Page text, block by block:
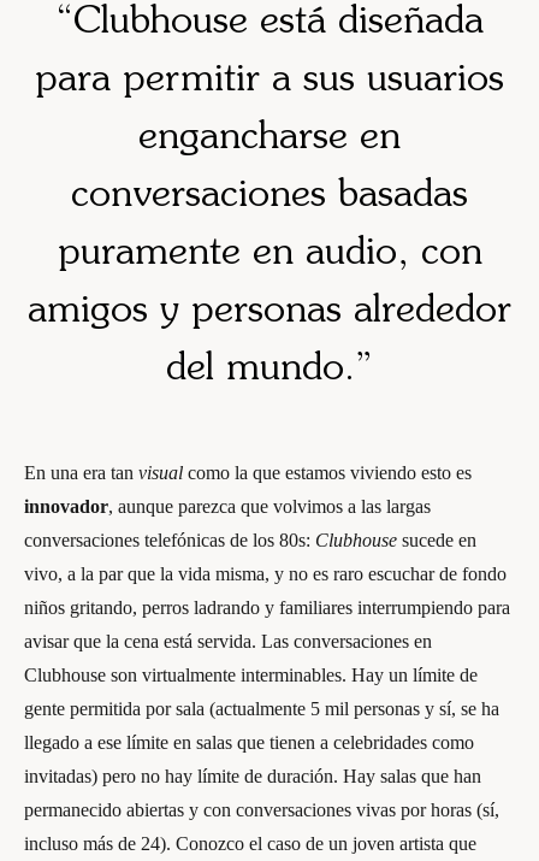
“Clubhouse está diseñada
para permitir a sus usuarios
engancharse en
conversaciones basadas
puramente en audio, con
amigos y personas alrededor
del mundo.”
En una era tan visual como la que estamos viviendo esto es
innovador, aunque parezca que volvimos a las largas
conversaciones telefónicas de los 80s: Clubhouse sucede en
vivo, a la par que la vida misma, y no es raro escuchar de fondo
niños gritando, perros ladrando y familiares interrumpiendo para
avisar que la cena está servida. Las conversaciones en
Clubhouse son virtualmente interminables. Hay un límite de
gente permitida por sala (actualmente 5 mil personas y sí, se ha
llegado a ese límite en salas que tienen a celebridades como
invitadas) pero no hay límite de duración. Hay salas que han
permanecido abiertas y con conversaciones vivas por horas (sí,
incluso más de 24). Conozco el caso de un joven artista que